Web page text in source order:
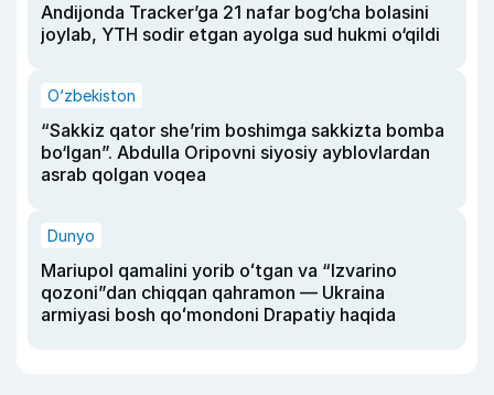
Andijonda Tracker’ga 21 nafar bog‘cha bolasini
joylab, YTH sodir etgan ayolga sud hukmi o‘qildi
O‘zbekiston
“Sakkiz qator she’rim boshimga sakkizta bomba
bo‘lgan”. Abdulla Oripovni siyosiy ayblovlardan
asrab qolgan voqea
Dunyo
Mariupol qamalini yorib oʻtgan va “Izvarino
qozoni”dan chiqqan qahramon — Ukraina
armiyasi bosh qoʻmondoni Drapatiy haqida